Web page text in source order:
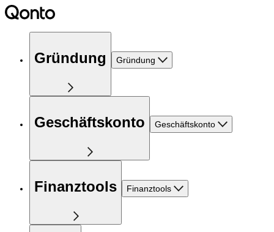
Gründung Gründung
Geschäftskonto Geschäftskonto
Finanztools Finanztools